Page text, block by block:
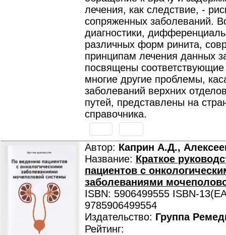
лечения, как следствие, -
сопряженных заболеваний.
диагностики,
различных форм ринита,
принципам лечения данных
посвящены
многие другие проблемы,
заболеваний верхних
путей, представлены на
справочника.
Автор: Каприн А.Д.,
Название: Краткое
пациентов с
заболеваниями
ISBN: 5906499555 ISBN-
9785906499554
Издательство: Группа
Рейтинг: